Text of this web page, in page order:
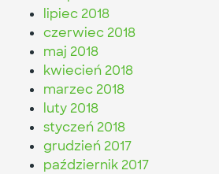
lipiec 2018
czerwiec 2018
maj 2018
kwiecień 2018
marzec 2018
luty 2018
styczeń 2018
grudzień 2017
październik 2017